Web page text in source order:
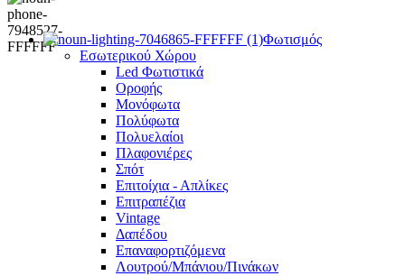
Φωτισμός
Εσωτερικού Χώρου
Led Φωτιστικά
Οροφής
Μονόφωτα
Πολύφωτα
Πολυελαίοι
Πλαφονιέρες
Σπότ
Επιτοίχια - Απλίκες
Επιτραπέζια
Vintage
Δαπέδου
Επαναφορτιζόμενα
Λουτρού/Μπάνιου/Πινάκων